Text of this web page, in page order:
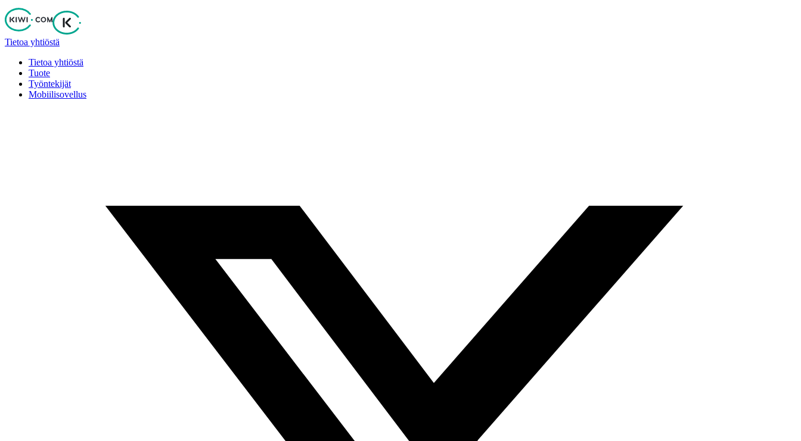
Tietoa yhtiöstä
Tietoa yhtiöstä
Tuote
Työntekijät
Mobiilisovellus